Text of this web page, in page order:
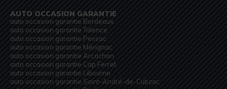
AUTO OCCASION GARANTIE
auto occasion garantie Bordeaux
auto occasion garantie Talence
auto occasion garantie Pessac
auto occasion garantie Mérignac
auto occasion garantie Arcachon
auto occasion garantie Cap Ferret
auto occasion garantie Libourne
auto occasion garantie Saint-André-de-Cubzac